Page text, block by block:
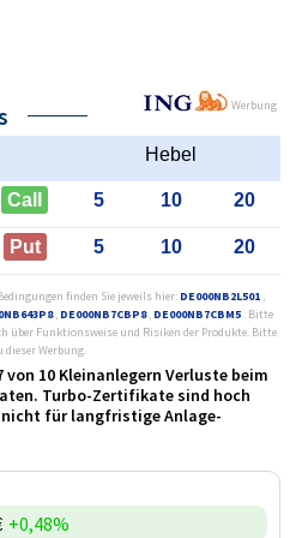
Werbung
Hebel
Call 5 10 20
Put 5 10 20
finden Sie jeweils hier: DE000NB2L501 ,
, DE000NB7CBP8, DE000NB7CBM5 . Bitte
über Funktionsweise und Risiken der Produkte. Bitte
dieser Werbung.
10 Kleinanlegern Verluste beim
Turbo-Zertifikate sind hoch
nicht für langfristige Anlage­
+0,48%